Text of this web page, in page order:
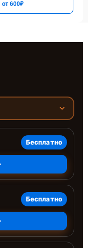
от 600₽
Бесплатно
Бесплатно